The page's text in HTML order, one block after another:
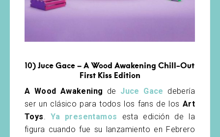
10) Juce Gace – A Wood Awakening Chill-Out
First Kiss Edition
A Wood Awakening de Juce Gace debería
ser un clásico para todos los fans de los Art
Toys.Ya presentamos esta edición de la
figura cuando fue su lanzamiento en Febrero